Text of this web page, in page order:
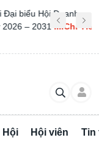
Thông báo:
TRÌNH “CÀ PHÊ
Hội Hội viên Tin